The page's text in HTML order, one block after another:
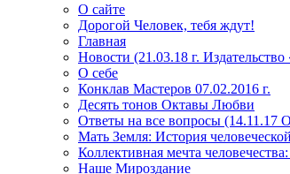
О сайте
Дорогой Человек, тебя ждут!
Главная
Новости (21.03.18 г.
О себе
Конклав Мастеров 07.02.2016 г.
Десять тонов Октавы Любви
Ответы на все вопросы (14.11.17
Мать Земля: История
Коллективная мечта
Наше Мироздание